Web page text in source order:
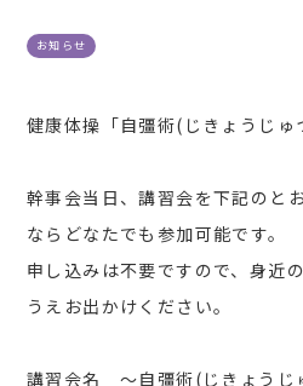
お知らせ
健康体操「自彊術(じきょうじゅ
幹事会当日、講習会を下記のと
ならどなたでも参加可能です。
申し込みは不要ですので、身近
うえお出かけください。
講習会名 ～自彊術(じきょう